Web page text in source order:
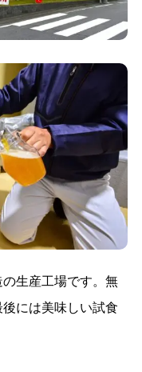
生産工場です。無
には美味しい試食